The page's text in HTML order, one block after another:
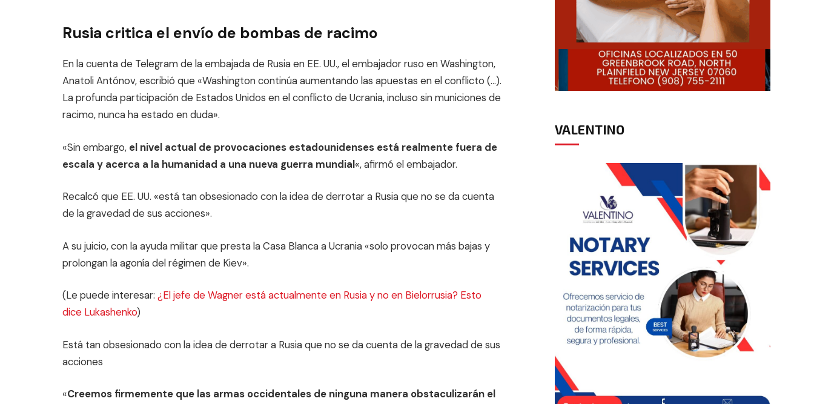
Rusia critica el envío de bombas de racimo
En la cuenta de Telegram de la embajada de Rusia en EE. UU., el embajador ruso en Washington,
Anatoli Antónov, escribió que «Washington continúa aumentando las apuestas en el conflicto (…).
La profunda participación de Estados Unidos en el conflicto de Ucrania, incluso sin municiones de
racimo, nunca ha estado en duda».
«Sin embargo, el nivel actual de provocaciones estadounidenses está realmente fuera de
escala y acerca a la humanidad a una nueva guerra mundial«, afirmó el embajador.
Recalcó que EE. UU. «está tan obsesionado con la idea de derrotar a Rusia que no se da cuenta
de la gravedad de sus acciones».
A su juicio, con la ayuda militar que presta la Casa Blanca a Ucrania «solo provocan más bajas y
prolongan la agonía del régimen de Kiev».
(Le puede interesar: ¿El jefe de Wagner está actualmente en Rusia y no en Bielorrusia? Esto
dice Lukashenko)
Está tan obsesionado con la idea de derrotar a Rusia que no se da cuenta de la gravedad de sus
acciones
«Creemos firmemente que las armas occidentales de ninguna manera obstaculizarán el
VALENTINO